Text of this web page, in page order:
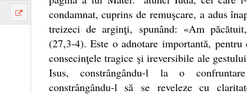
condamnat, cuprins de remuşcare, a adus
treizeci de arginţi, spunând: «Am
(27,3-4). Este o adnotare importantă,
consecinţele tragice şi ireversibile ale
Isus, constrângându-l la o
constrângându-l să se reveleze cu